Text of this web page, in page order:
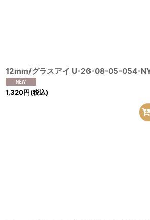
12mm/グラスアイ U-26-08-05-054-
1,320円(税込)